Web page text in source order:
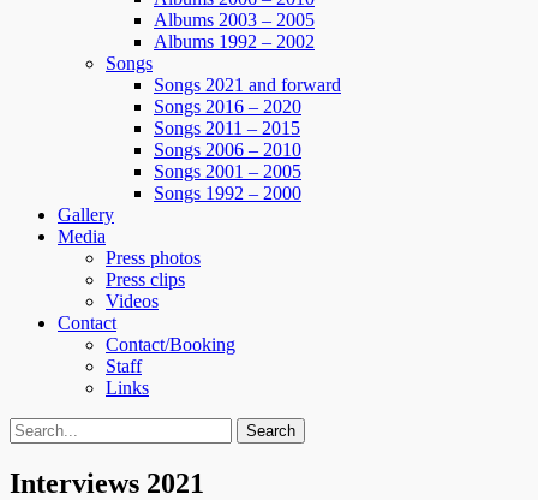
Albums 2003 – 2005
Albums 1992 – 2002
Songs
Songs 2021 and forward
Songs 2016 – 2020
Songs 2011 – 2015
Songs 2006 – 2010
Songs 2001 – 2005
Songs 1992 – 2000
Gallery
Media
Press photos
Press clips
Videos
Contact
Contact/Booking
Staff
Links
Search
Search
for:
Interviews 2021